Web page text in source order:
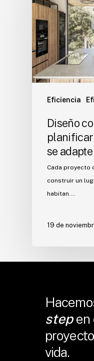
Eficiencia
Diseño
se
Cada proyecto
construir un
habitan.…
19 de
stepen
vida.